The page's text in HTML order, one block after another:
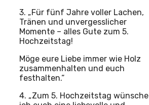
3. „Für fünf Jahre voller Lachen,
Tränen und unvergesslicher
Momente – alles Gute zum 5.
Hochzeitstag!
Möge eure Liebe immer wie Holz
zusammenhalten und euch
festhalten.“
4. „Zum 5. Hochzeitstag wünsche